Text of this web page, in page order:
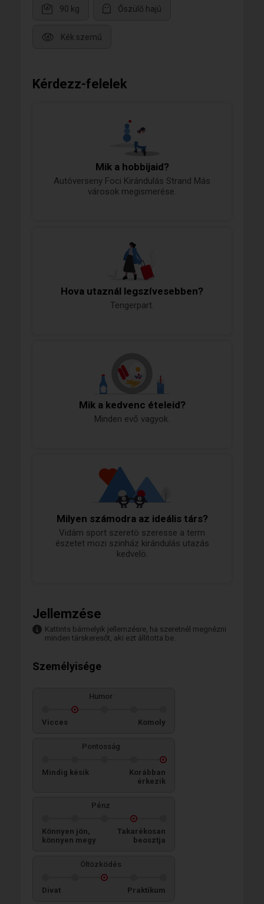
90 kg Őszülő hajú
Kék szemű
Kérdezz-felelek
Mik a hobbijaid?
Autóverseny Foci Kirándulás Strand Más
városok megismerése.
Hova utaznál legszívesebben?
Tengerpart.
Mik a kedvenc ételeid?
Minden evő vagyok.
Milyen számodra az ideális társ?
Vidám sport szeretö szeresse a term
észetet mozi szinház kirándulás utazás
kedvelö.
Jellemzése
Kattints bármelyik jellemzésre, ha szeretnél megnézni
minden társkeresőt, aki ezt állította be.
Személyisége
Humor
Vicces Komoly
Pontosság
Mindig késik
Korábban
érkezik
Pénz
Könnyen jön,
könnyen megy
Takarékosan
beosztja
Öltözködés
Divat Praktikum